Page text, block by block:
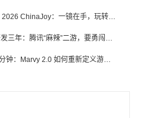
VITURE 亮相 2026 ChinaJoy：一镜在手，玩转全场！
百人团队、研发三年：腾讯“麻辣”二游，要勇闯男性恋爱市场
从 3 天到 20 分钟：Marvy 2.0 如何重新定义游戏出海营销效率？